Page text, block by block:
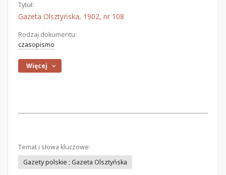
Tytuł:
Gazeta Olsztyńska, 1902, nr 108
Rodzaj dokumentu:
czasopismo
Więcej
Temat i słowa kluczowe:
Gazety polskie ; Gazeta Olsztyńska